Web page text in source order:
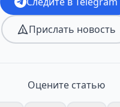
Прислать новость
Оцените статью